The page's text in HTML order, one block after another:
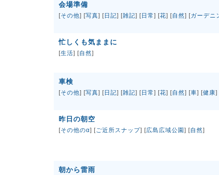
会場準備
[その他] [写真] [日記] [雑記] [日常] [花] [自然] [ガーデニ
忙しくも気ままに
[生活] [自然]
車検
[その他] [写真] [日記] [雑記] [日常] [花] [自然] [車] [健康]
昨日の朝空
[その他のα] [ご近所スナップ] [広島広域公園 ] [自然]
朝から雷雨